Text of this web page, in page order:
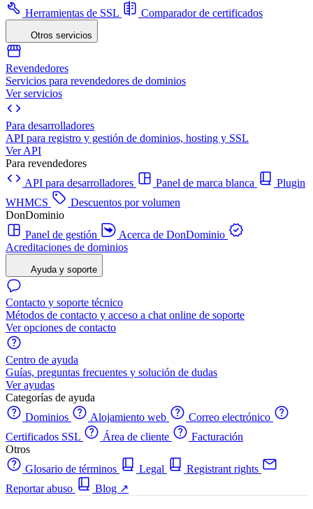
Herramientas de SSL
Comparador de certificados
Otros servicios
Revendedores
Servicios para revendedores de dominios
Ver servicios
Para desarrolladores
API para registro y gestión de dominios, hosting y SSL
Ver API
Para revendedores
API para desarrolladores
Panel de marca blanca
Plugin
WHMCS
Descuentos por volumen
DonDominio
Panel de gestión
Acerca de DonDominio
Acreditaciones de dominios
Ayuda y soporte
Contacto y soporte técnico
Métodos de contacto y acceso a chat online de soporte
Ver opciones de contacto
Centro de ayuda
Guías, preguntas frecuentes y solución de dudas
Ver ayudas
Categorías de ayuda
Dominios
Alojamiento web
Correo electrónico
Certificados SSL
Área de cliente
Facturación
Otros
Glosario de términos
Legal
Registrant rights
Reportar abuso
Blog ↗